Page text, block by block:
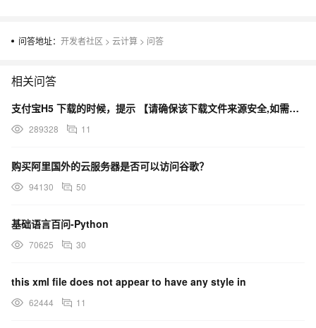
问答地址： 开发者社区 > 云计算 > 问答
相关问答
支付宝H5 下载的时候，提示 【请确保该下载文件来源安全,如需浏览,请长按网址复制后使用浏览器访问】
289328 11
购买阿里国外的云服务器是否可以访问谷歌？
94130 50
基础语言百问-Python
70625 30
this xml file does not appear to have any style in
62444 11